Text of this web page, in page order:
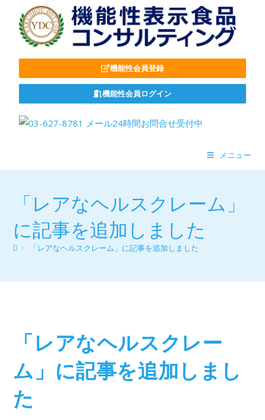
機能性会員登録
機能性会員ログイン
メニュー
「レアなヘルスクレーム」
に記事を追加しました
> 「レアなヘルスクレーム」に記事を追加しました
「レアなヘルスクレー
ム」に記事を追加しまし
た